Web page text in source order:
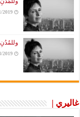
2019
2019
غاليري |